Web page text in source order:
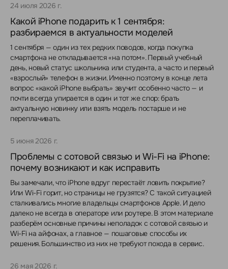
24 июля 2026 г.
Какой iPhone подарить к 1 сентября:
разбираемся в актуальности моделей
1 сентября — один из тех редких поводов, когда покупка
смартфона не откладывается «на потом». Первый учебный
день, новый статус школьника или студента, а часто и первый
«взрослый» телефон в жизни. Именно поэтому в конце лета
вопрос «какой iPhone выбрать» звучит особенно часто — и
почти всегда упирается в один и тот же спор: брать
актуальную новинку или взять модель постарше и не
переплачивать.
5 июня 2026 г.
Проблемы с сотовой связью и Wi-Fi на iPhone:
почему возникают и как исправить
Вы замечали, что iPhone вдруг перестаёт ловить покрытие?
Или Wi-Fi горит, но страницы не грузятся? С такой ситуацией
сталкивались многие владельцы смартфонов Apple. И дело
далеко не всегда в операторе или роутере. В этом материале
разберём основные причины неполадок с сотовой связью и
Wi-Fi на айфонах, а главное — пошаговые способы их
решения. Большинство из них не требуют похода в сервис.
26 мая 2026 г.